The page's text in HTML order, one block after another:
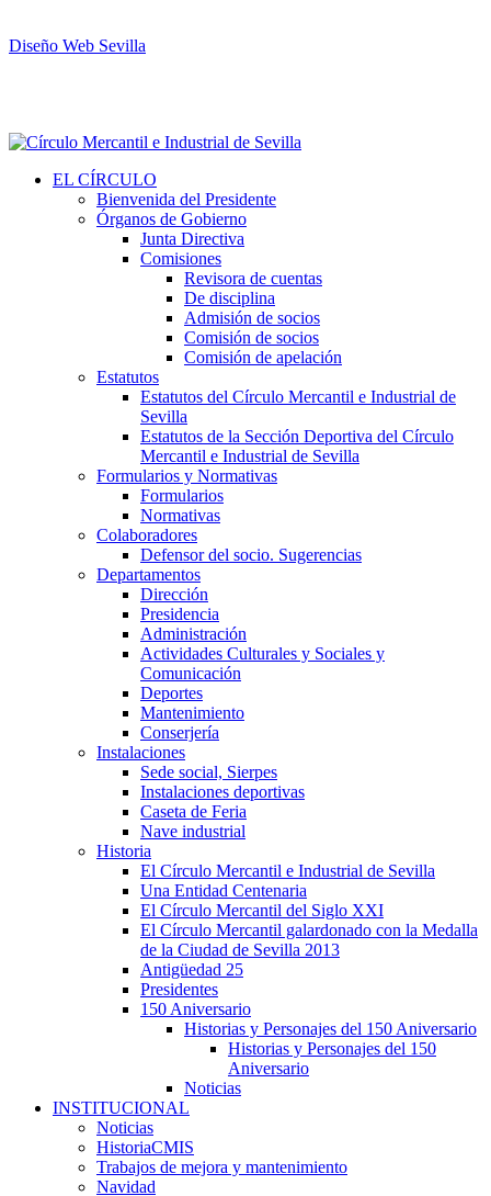
Diseño Web Sevilla
EL CÍRCULO
Bienvenida del Presidente
Órganos de Gobierno
Junta Directiva
Comisiones
Revisora de cuentas
De disciplina
Admisión de socios
Comisión de socios
Comisión de apelación
Estatutos
Estatutos del Círculo Mercantil e Industrial de
Sevilla
Estatutos de la Sección Deportiva del Círculo
Mercantil e Industrial de Sevilla
Formularios y Normativas
Formularios
Normativas
Colaboradores
Defensor del socio. Sugerencias
Departamentos
Dirección
Presidencia
Administración
Actividades Culturales y Sociales y
Comunicación
Deportes
Mantenimiento
Conserjería
Instalaciones
Sede social, Sierpes
Instalaciones deportivas
Caseta de Feria
Nave industrial
Historia
El Círculo Mercantil e Industrial de Sevilla
Una Entidad Centenaria
El Círculo Mercantil del Siglo XXI
El Círculo Mercantil galardonado con la Medalla
de la Ciudad de Sevilla 2013
Antigüedad 25
Presidentes
150 Aniversario
Historias y Personajes del 150 Aniversario
Historias y Personajes del 150
Aniversario
Noticias
INSTITUCIONAL
Noticias
HistoriaCMIS
Trabajos de mejora y mantenimiento
Navidad